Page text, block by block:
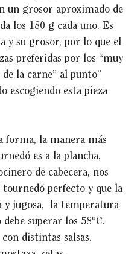
un grosor aproximado de
los 180 g cada uno. Es
y su grosor, por lo que el
preferidas por los “muy
la carne” al punto”
escogiendo esta pieza
forma, la manera más
es a la plancha.
de cabecera, nos
tournedó perfecto y que la
y jugosa, la temperatura
superar los 58ºC.
con distintas salsas.